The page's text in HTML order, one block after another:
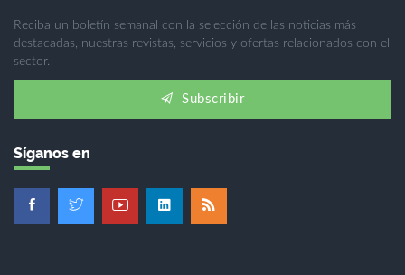
Reciba un boletín semanal con la selección de las noticias más
destacadas, nuestras revistas, servicios y ofertas relacionados con el
sector.
Subscribir
Síganos en